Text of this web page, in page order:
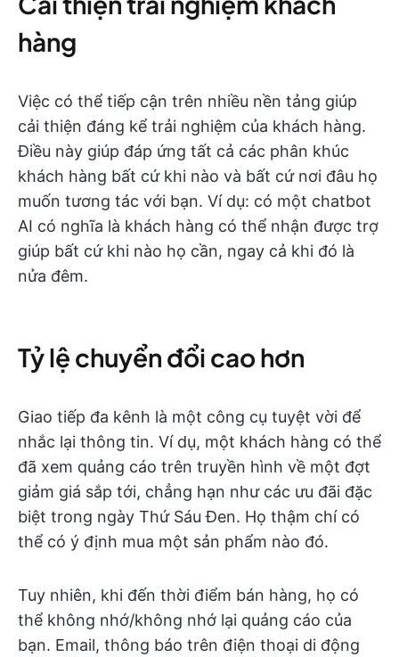
hàng
Việc có thể tiếp cận trên nhiều nền tảng giúp
cải thiện đáng kể trải nghiệm của khách hàng.
Điều này giúp đáp ứng tất cả các phân khúc
khách hàng bất cứ khi nào và bất cứ nơi đâu họ
muốn tương tác với bạn. Ví dụ: có một chatbot
AI có nghĩa là khách hàng có thể nhận được trợ
giúp bất cứ khi nào họ cần, ngay cả khi đó là
nửa đêm.
Tỷ lệ chuyển đổi cao hơn
Giao tiếp đa kênh là một công cụ tuyệt vời để
nhắc lại thông tin. Ví dụ, một khách hàng có thể
đã xem quảng cáo trên truyền hình về một đợt
giảm giá sắp tới, chẳng hạn như các ưu đãi đặc
biệt trong ngày Thứ Sáu Đen. Họ thậm chí có
thể có ý định mua một sản phẩm nào đó.
Tuy nhiên, khi đến thời điểm bán hàng, họ có
thể không nhớ/không nhớ lại quảng cáo của
bạn. Email, thông báo trên điện thoại di động